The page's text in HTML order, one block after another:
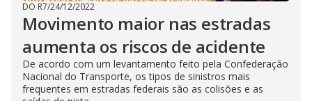
DO R7/24/12/2022
Movimento maior nas estradas
aumenta os riscos de acidente
De acordo com um levantamento feito pela Confederação
Nacional do Transporte, os tipos de sinistros mais
frequentes em estradas federais são as colisões e as